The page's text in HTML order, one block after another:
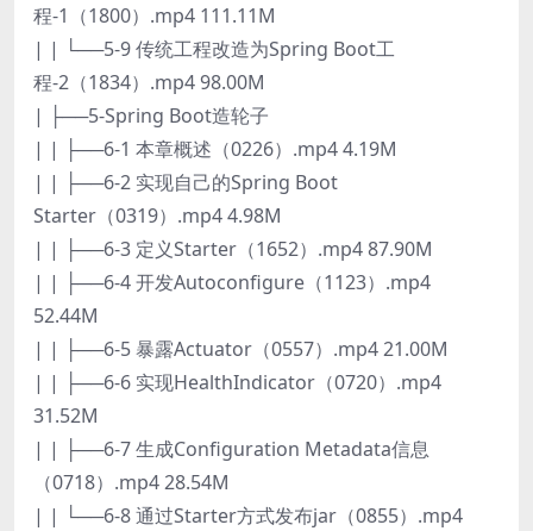
程-1（1800）.mp4 111.11M
| | └──5-9 传统工程改造为Spring Boot工
程-2（1834）.mp4 98.00M
| ├──5-Spring Boot造轮子
| | ├──6-1 本章概述（0226）.mp4 4.19M
| | ├──6-2 实现自己的Spring Boot
Starter（0319）.mp4 4.98M
| | ├──6-3 定义Starter（1652）.mp4 87.90M
| | ├──6-4 开发Autoconfigure（1123）.mp4
52.44M
| | ├──6-5 暴露Actuator（0557）.mp4 21.00M
| | ├──6-6 实现HealthIndicator（0720）.mp4
31.52M
| | ├──6-7 生成Configuration Metadata信息
（0718）.mp4 28.54M
| | └──6-8 通过Starter方式发布jar（0855）.mp4